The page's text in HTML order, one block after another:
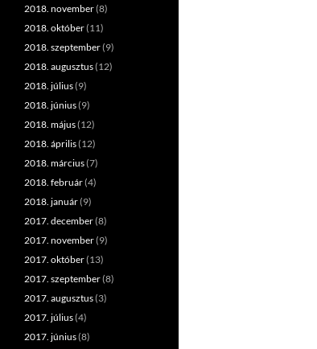
2018. november(8)
2018. október(11)
2018. szeptember(9)
2018. augusztus(12)
2018. július(9)
2018. június(9)
2018. május(12)
2018. április(12)
2018. március(7)
2018. február(4)
2018. január(9)
2017. december(8)
2017. november(9)
2017. október(13)
2017. szeptember(8)
2017. augusztus(3)
2017. július(4)
2017. június(8)